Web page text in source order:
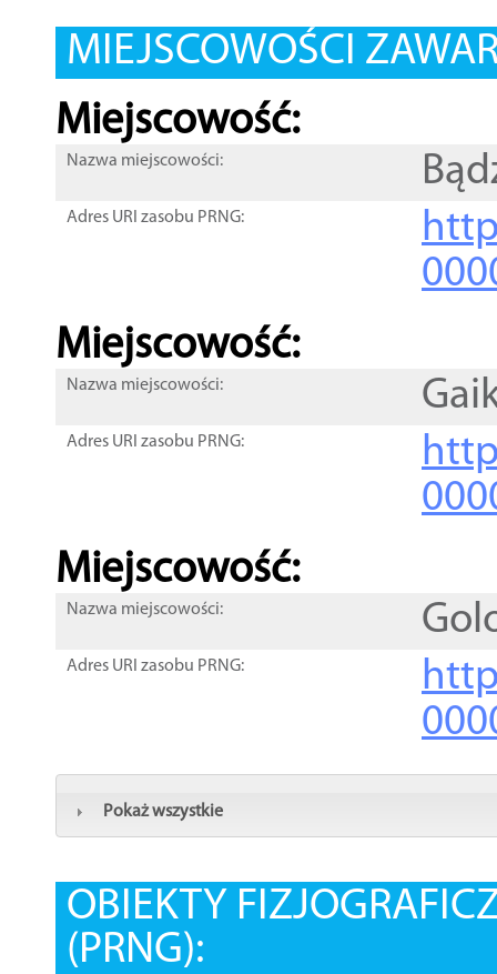
MIEJSCOWOŚCI
Miejscowość:
Nazwa miejscowości:
Adres URI zasobu PRNG:
Miejscowość:
Nazwa miejscowości:
Adres URI zasobu PRNG:
Miejscowość:
Nazwa miejscowości:
Adres URI zasobu PRNG:
Pokaż wszystkie
OBIEKTY
(PRNG):